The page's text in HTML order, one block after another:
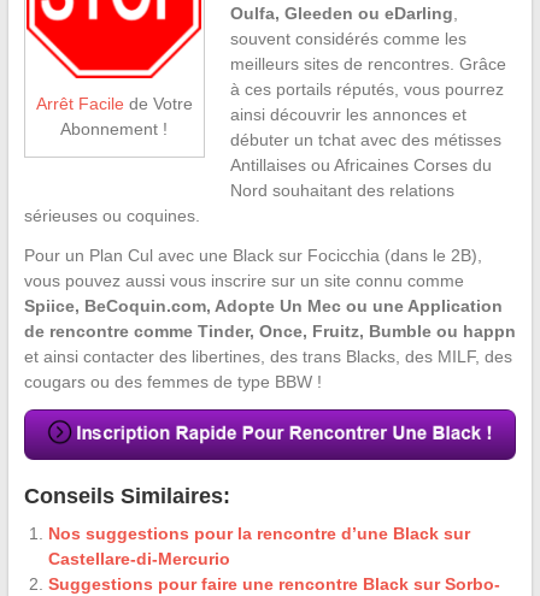
Arrêt Facile de Votre
Abonnement !
Oulfa, Gleeden ou eDarling,
souvent considérés comme les
meilleurs sites de rencontres. Grâce
à ces portails réputés, vous pourrez
ainsi découvrir les annonces et
débuter un tchat avec des métisses
Antillaises ou Africaines Corses du
Nord souhaitant des relations
sérieuses ou coquines.
Pour un Plan Cul avec une Black sur Focicchia (dans le 2B),
vous pouvez aussi vous inscrire sur un site connu comme
Spiice, BeCoquin.com, Adopte Un Mec ou une Application
de rencontre comme Tinder, Once, Fruitz, Bumble ou happn
et ainsi contacter des libertines, des trans Blacks, des MILF, des
cougars ou des femmes de type BBW !
Conseils Similaires:
Nos suggestions pour la rencontre d’une Black sur
Castellare-di-Mercurio
Suggestions pour faire une rencontre Black sur Sorbo-